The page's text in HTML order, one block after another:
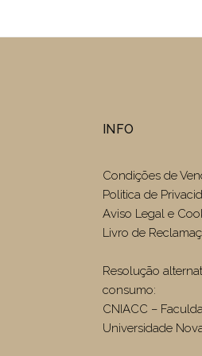
INFO
Condições de
Politica de
Aviso Legal e
Livro de
Resolução
consumo:
CNIACC –
Universidade